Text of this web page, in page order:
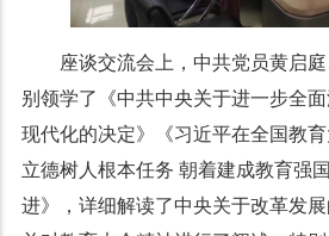
座谈交流会上，中共党员黄启
别领学了《中共中央关于进一步全
现代化的决定》《习近平在全国教
立德树人根本任务 朝着建成教育强
进》，详细解读了中央关于改革发展